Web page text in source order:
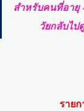
สำหรับคนที่อายุ
วัยกลับไป
ราย